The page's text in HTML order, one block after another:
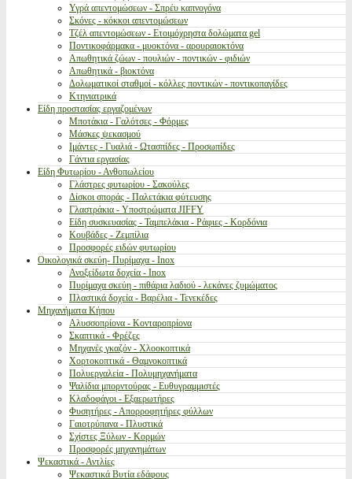
Υγρά απεντομώσεων - Σπρέυ καπνογόνα
Σκόνες - κόκκοι απεντομώσεων
Τζέλ απεντομώσεων - Ετοιμόχρηστα δολώματα gel
Ποντικοφάρμακα - μυοκτόνα - αρουραιοκτόνα
Απωθητικά ζώων - πουλιών - ποντικών - φιδιών
Απωθητικά - βιοκτόνα
Δολωματικοί σταθμοί - κόλλες ποντικών - ποντικοπαγίδες
Κτηνιατρικά
Είδη προστασίας εργαζομένων
Μποτάκια - Γαλότσες - Φόρμες
Μάσκες ψεκασμού
Ιμάντες - Γυαλιά - Ωτασπίδες - Προσωπίδες
Γάντια εργασίας
Είδη Φυτωρίου - Ανθοπωλείου
Γλάστρες φυτωρίου - Σακούλες
Δίσκοι σποράς - Παλετάκια φύτευσης
Γλαστράκια - Υποστρώματα JIFFY
Είδη συσκευασίας - Ταμπελάκια - Ράφιες - Κορδόνια
Κουβάδες - Ζεμπίλια
Προσφορές ειδών φυτωρίου
Οικολογικά σκεύη- Πυρίμαχα - Inox
Ανοξείδωτα δοχεία - Inox
Πυρίμαχα σκεύη - πιθάρια λαδιού - λεκάνες ζυμώματος
Πλαστικά δοχεία - Βαρέλια - Τενεκέδες
Μηχανήματα Κήπου
Αλυσσοπρίονα - Κονταροπρίονα
Σκαπτικά - Φρέζες
Μηχανές γκαζόν - Χλοοκοπτικά
Χορτοκοπτικά - Θαμνοκοπτικά
Πολυεργαλεία - Πολυμηχανήματα
Ψαλίδια μπορντούρας - Ευθυγραμμιστές
Κλαδοφάγοι - Εξαερωτήρες
Φυσητήρες - Απορροφητήρες φύλλων
Γαιοτρύπανα - Πλυστικά
Σχίστες Ξύλων - Κορμών
Προσφορές μηχανημάτων
Ψεκαστικά - Αντλίες
Ψεκαστικά Βυτία εδάφους